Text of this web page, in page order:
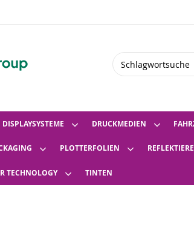
DISPLAYSYSTEME DRUCKMEDIEN
PLOTTERFOLIEN
TECHNOLOGY TINTEN